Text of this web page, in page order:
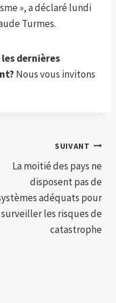
», a déclaré lundi
Turmes.
dernières
Nous vous invitons
SUIVANT
La moitié des pays ne
disposent pas de
adéquats pour
surveiller les risques de
catastrophe